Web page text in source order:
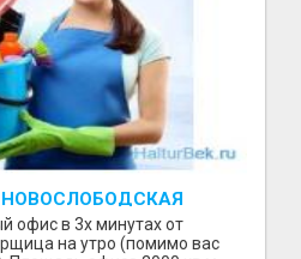
офис в 3х минутах от
на утро (помимо вас